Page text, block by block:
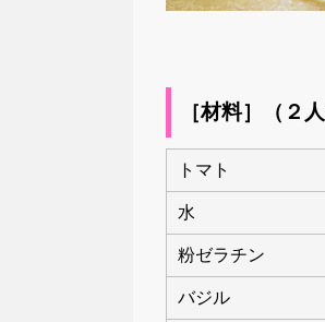
［材料］（２人
トマト
水
粉ゼラチン
バジル